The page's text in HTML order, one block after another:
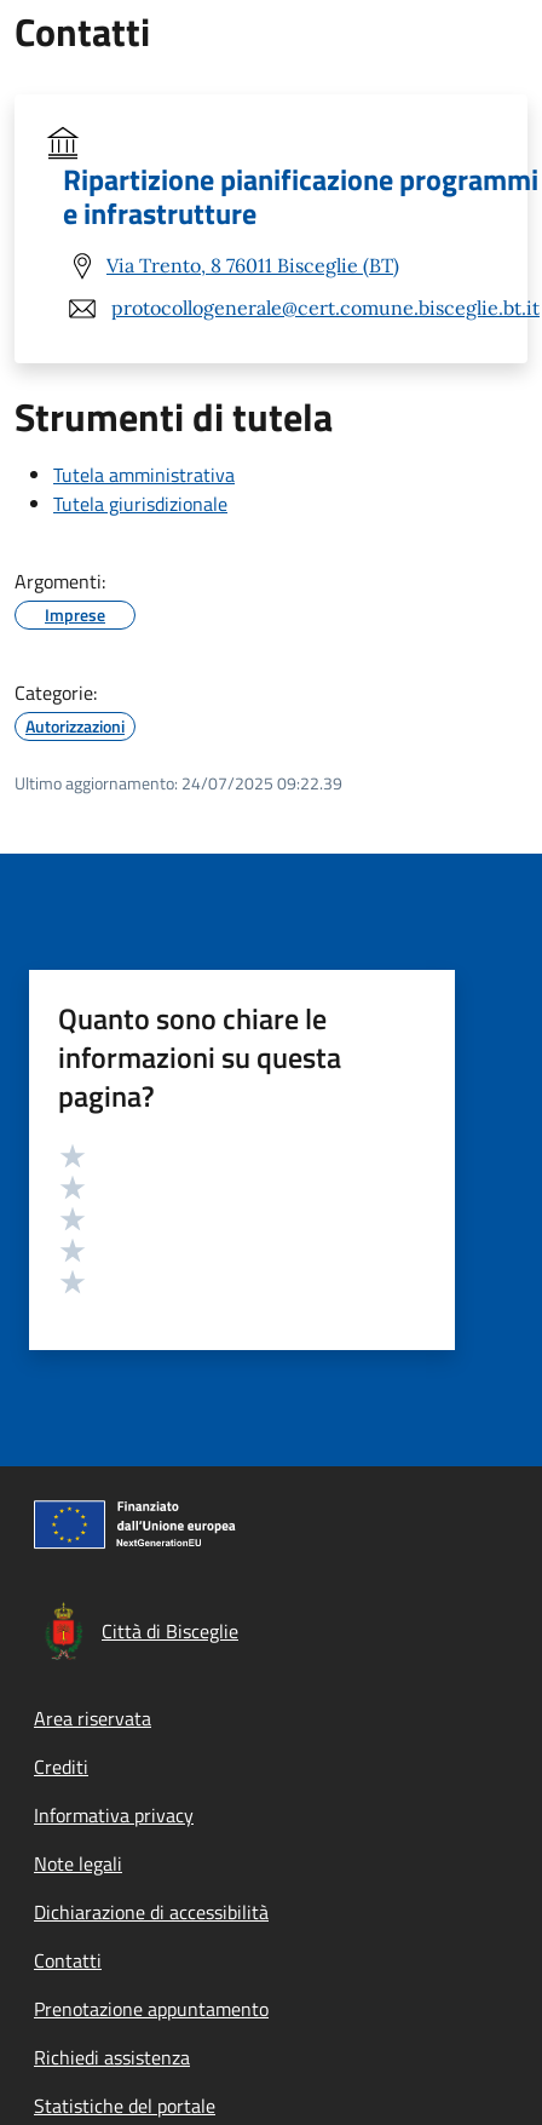
Contatti
Ripartizione pianificazione programmi
e infrastrutture
Via Trento, 8 76011 Bisceglie (BT)
protocollogenerale@cert.comune.bisceglie.bt.it
Strumenti di tutela
Tutela amministrativa
Tutela giurisdizionale
Argomenti:
Imprese
Categorie:
Autorizzazioni
Ultimo aggiornamento: 24/07/2025 09:22.39
Quanto sono chiare le
informazioni su questa
pagina?
Valutazione
Città di Bisceglie
Footer menu
Area riservata
Crediti
Informativa privacy
Note legali
Dichiarazione di accessibilità
Contatti
Prenotazione appuntamento
Richiedi assistenza
Statistiche del portale